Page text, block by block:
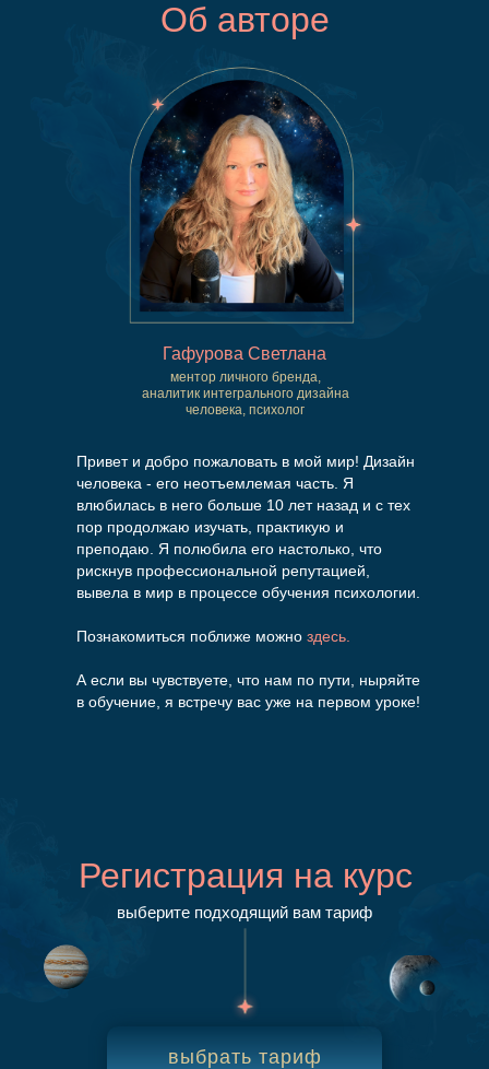
Привет и добро пожаловать в мой мир! Дизайн
человека - его неотъемлемая часть. Я
влюбилась в него больше 10 лет назад и с тех
пор продолжаю изучать, практикую и
преподаю. Я полюбила его настолько, что
рискнув профессиональной репутацией,
вывела в мир в процессе обучения психологии.
Познакомиться поближе можно здесь.
А если вы чувствуете, что нам по пути, ныряйте
в обучение, я встречу вас уже на первом уроке!
ментор личного бренда,
аналитик интегрального дизайна
человека, психолог
Гафурова Светлана
Об авторе
выберите подходящий вам тариф
выбрать тариф
Регистрация на курс